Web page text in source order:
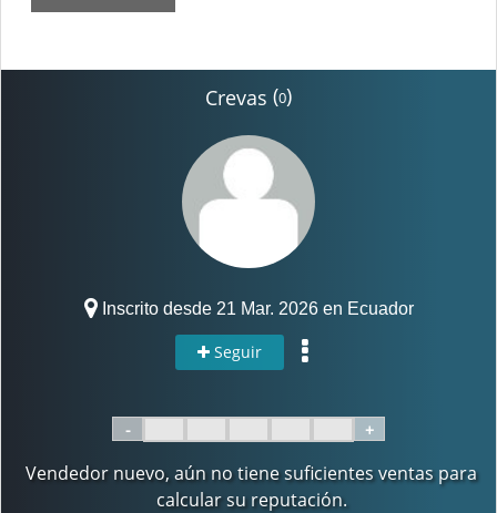
Crevas (0)
Inscrito desde 21 Mar. 2026 en Ecuador
Seguir
- +
Vendedor nuevo, aún no tiene suficientes ventas para
calcular su reputación.